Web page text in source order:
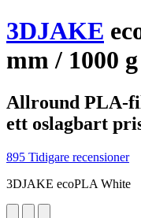
3DJAKE
mm / 1000 g
Allround PLA-
ett oslagbart
895 Tidigare recensioner
3DJAKE ecoPLA White